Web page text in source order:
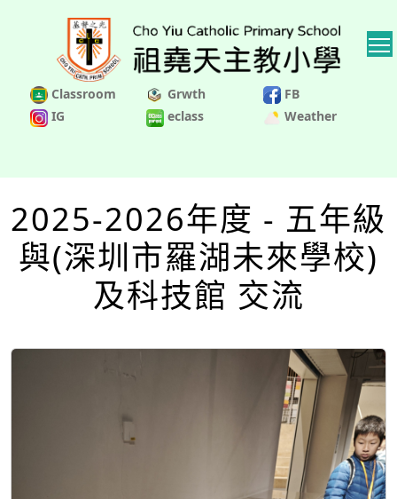
Classroom Grwth
FB
IG
eclass Weather
2025-2026年度 - 五年級
與(深圳市羅湖未來學校)
及科技館 交流